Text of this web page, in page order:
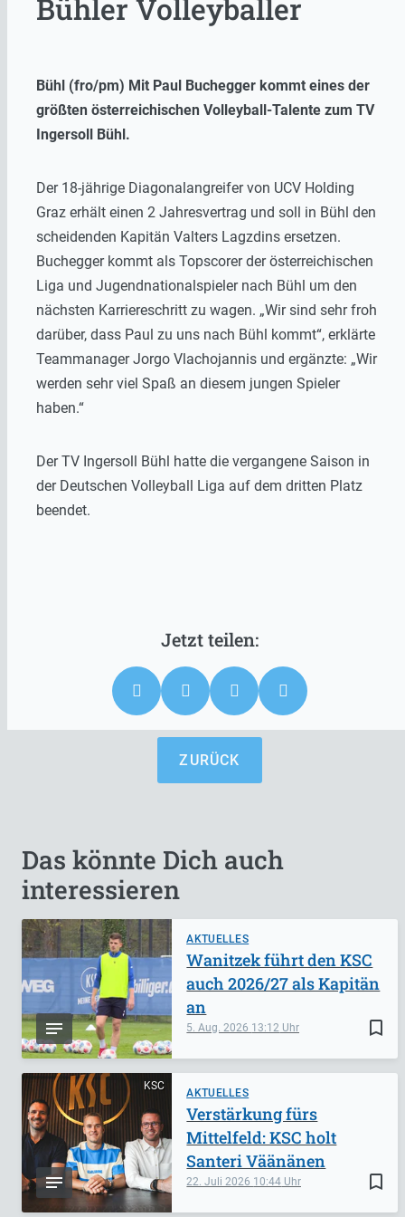
Bühler Volleyballer
Bühl (fro/pm) Mit Paul Buchegger kommt eines der
größten österreichischen Volleyball-Talente zum TV
Ingersoll Bühl.
Der 18-jährige Diagonalangreifer von UCV Holding
Graz erhält einen 2 Jahresvertrag und soll in Bühl den
scheidenden Kapitän Valters Lagzdins ersetzen.
Buchegger kommt als Topscorer der österreichischen
Liga und Jugendnationalspieler nach Bühl um den
nächsten Karriereschritt zu wagen. „Wir sind sehr froh
darüber, dass Paul zu uns nach Bühl kommt“, erklärte
Teammanager Jorgo Vlachojannis und ergänzte: „Wir
werden sehr viel Spaß an diesem jungen Spieler
haben.“
Der TV Ingersoll Bühl hatte die vergangene Saison in
der Deutschen Volleyball Liga auf dem dritten Platz
beendet.
ZURÜCK
Das könnte Dich auch
interessieren
AKTUELLES
bookmark_border
5. Aug. 2026 13:12
Wanitzek führt den KSC
auch 2026/27 als Kapitän
an
KSC
AKTUELLES
bookmark_border
22. Juli 2026 10:44
Verstärkung fürs
Mittelfeld: KSC holt
Santeri Väänänen